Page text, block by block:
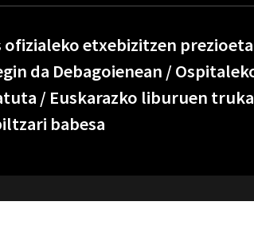
ofizialeko etxebizitzen
da Debagoienean /
/ Euskarazko liburuen
babesa